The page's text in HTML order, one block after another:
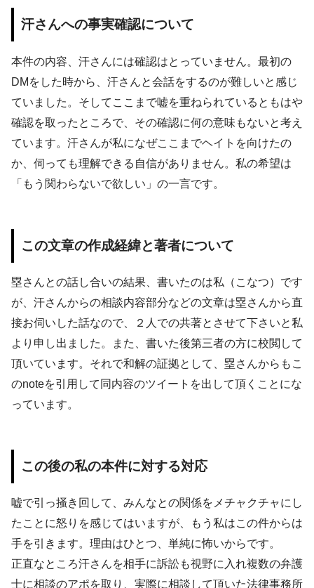
汗さんへの事実確認について
本件の内容、汗さんには確認はとっていません。最初の
DMをした時から、汗さんと会話をするのが難しいと感じ
ていました。そしてここまで嘘を重ねられているともはや
確認を取ったところで、その確認に何の意味もないと考え
ています。汗さんが私になぜここまでヘイトを向けたの
か、伺っても理解できる自信がありません。私の希望は
「もう関わらないで欲しい」の一言です。
この文章の作成経緯と著者について
塁さんとの話し合いの結果、書いたのは私（こなつ）です
が、汗さんからの相談内容部分などの文章は塁さんから直
接お伺いした話なので、２人での共著とさせて下さいと私
より申し出ました。また、書いた後第三者の方に校閲して
頂いています。それで和解の証拠として、塁さんからもこ
のnoteを引用して同内容のツイートを出して頂くことにな
っています。
この後の私の本件に対する対応
嘘で引っ掻き回して、みんなとの関係をメチャクチャにし
たことに怒りを感じてはいますが、もう私はこの件からは
手を引きます。理由はひとつ、単純に怖いからです。
正直なところ汗さんを相手に訴訟も視野に入れ複数の弁護
士に相談のアポを取り、実際に相談して頂いた法律事務所